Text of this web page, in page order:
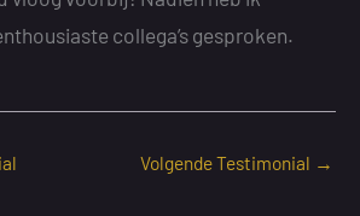
collega’s gesproken.
Volgende Testimonial →